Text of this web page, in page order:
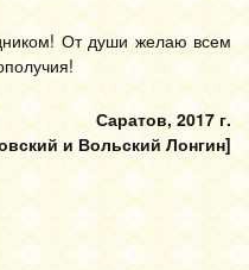
От души желаю всем
Саратов, 2017 г.
и Вольский Лонгин]